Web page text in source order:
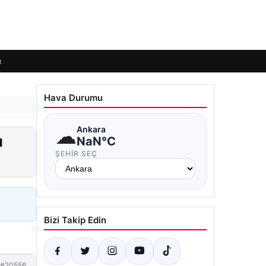
Hava Durumu
☁Ankara
NaN°C
ŞEHIR SEÇ
Bizi Takip Edin